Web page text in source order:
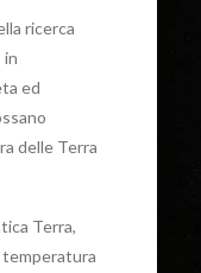
ricerca
in
ed
delle Terra
Terra,
temperatura